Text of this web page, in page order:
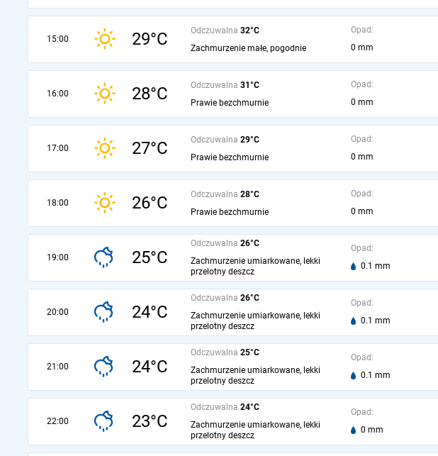
15:00 29°C Odczuwalna 32°C
Zachmurzenie małe, pogodnie
Opad:
0 mm
16:00 28°C Odczuwalna 31°C
Prawie bezchmurnie
Opad:
0 mm
17:00 27°C Odczuwalna 29°C
Prawie bezchmurnie
Opad:
0 mm
18:00 26°C Odczuwalna 28°C
Prawie bezchmurnie
Opad:
0 mm
19:00 25°C
Odczuwalna 26°C
Zachmurzenie umiarkowane, lekki
przelotny deszcz
Opad:
0.1 mm
20:00 24°C
Odczuwalna 26°C
Zachmurzenie umiarkowane, lekki
przelotny deszcz
Opad:
0.1 mm
21:00 24°C
Odczuwalna 25°C
Zachmurzenie umiarkowane, lekki
przelotny deszcz
Opad:
0.1 mm
22:00 23°C
Odczuwalna 24°C
Zachmurzenie umiarkowane, lekki
przelotny deszcz
Opad:
0 mm